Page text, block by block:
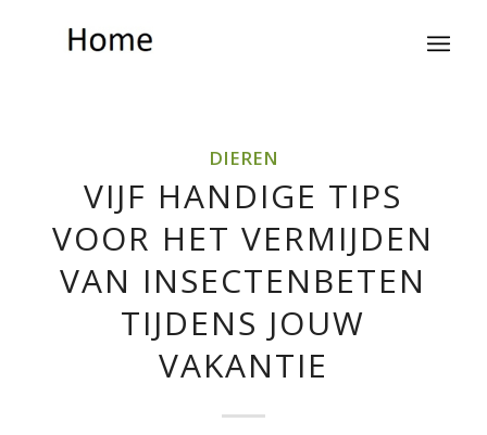
DIEREN
VIJF HANDIGE TIPS
VOOR HET VERMIJDEN
VAN INSECTENBETEN
TIJDENS JOUW
VAKANTIE